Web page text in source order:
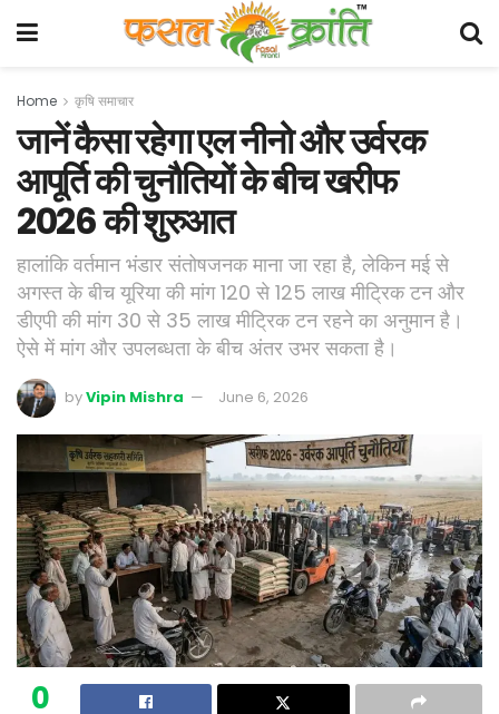
Home कृषि समाचार
जानें कैसा रहेगा एल नीनो और उर्वरक
आपूर्ति की चुनौतियों के बीच खरीफ
2026 की शुरुआत
हालांकि वर्तमान भंडार संतोषजनक माना जा रहा है, लेकिन मई से
अगस्त के बीच यूरिया की मांग 120 से 125 लाख मीट्रिक टन और
डीएपी की मांग 30 से 35 लाख मीट्रिक टन रहने का अनुमान है।
ऐसे में मांग और उपलब्धता के बीच अंतर उभर सकता है।
byVipin Mishra June 6, 2026
0